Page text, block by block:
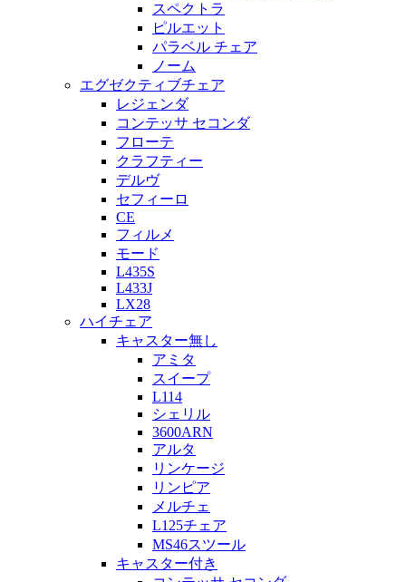
スペクトラ
ピルエット
パラベル チェア
ノーム
エグゼクティブチェア
レジェンダ
コンテッサ セコンダ
フローテ
クラフティー
デルヴ
セフィーロ
CE
フィルメ
モード
L435S
L433J
LX28
ハイチェア
キャスター無し
アミタ
スイープ
L114
シェリル
3600ARN
アルタ
リンケージ
リンピア
メルチェ
L125チェア
MS46スツール
キャスター付き